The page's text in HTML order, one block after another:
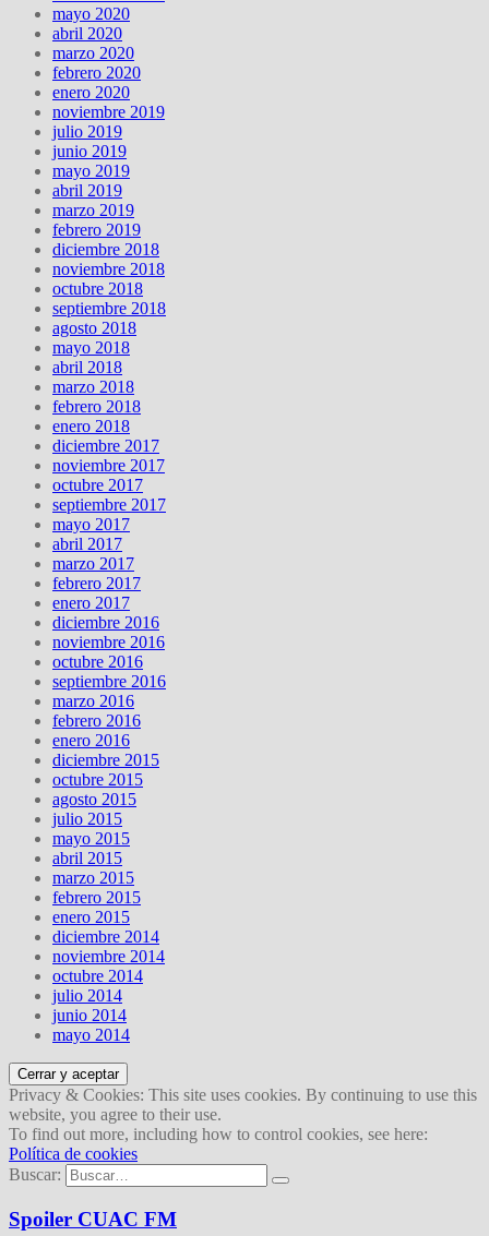
mayo 2020
abril 2020
marzo 2020
febrero 2020
enero 2020
noviembre 2019
julio 2019
junio 2019
mayo 2019
abril 2019
marzo 2019
febrero 2019
diciembre 2018
noviembre 2018
octubre 2018
septiembre 2018
agosto 2018
mayo 2018
abril 2018
marzo 2018
febrero 2018
enero 2018
diciembre 2017
noviembre 2017
octubre 2017
septiembre 2017
mayo 2017
abril 2017
marzo 2017
febrero 2017
enero 2017
diciembre 2016
noviembre 2016
octubre 2016
septiembre 2016
marzo 2016
febrero 2016
enero 2016
diciembre 2015
octubre 2015
agosto 2015
julio 2015
mayo 2015
abril 2015
marzo 2015
febrero 2015
enero 2015
diciembre 2014
noviembre 2014
octubre 2014
julio 2014
junio 2014
mayo 2014
Privacy & Cookies: This site uses cookies. By continuing to use this
website, you agree to their use.
To find out more, including how to control cookies, see here:
Política de cookies
Buscar:
Spoiler CUAC FM